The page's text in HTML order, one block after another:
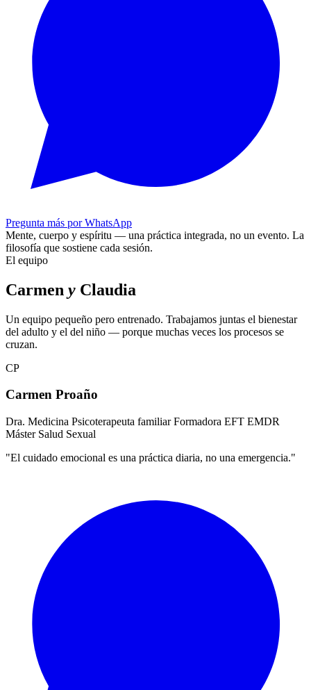
Pregunta más por WhatsApp
Mente, cuerpo y espíritu — una práctica integrada, no un evento. La
filosofía que sostiene cada sesión.
El equipo
Carmen y Claudia
Un equipo pequeño pero entrenado. Trabajamos juntas el bienestar
del adulto y el del niño — porque muchas veces los procesos se
cruzan.
CP
Carmen Proaño
Dra. Medicina Psicoterapeuta familiar Formadora EFT EMDR
Máster Salud Sexual
"El cuidado emocional es una práctica diaria, no una emergencia."